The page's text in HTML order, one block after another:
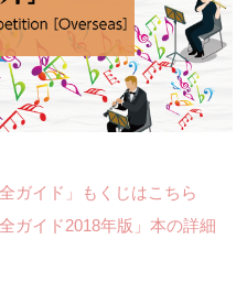
ガイド」もくじはこちら
ガイド2018年版」本の詳細